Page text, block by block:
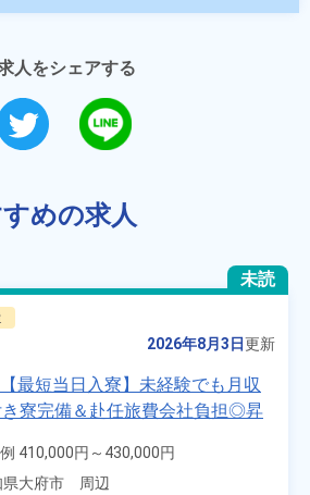
人をシェアする
めの求人
未読
2026年8月3日更新
最短当日入寮】未経験でも月収
寮完備＆赴任旅費会社負担◎昇
組立や塗装など自動車製造の各
府市》
410,000円～430,000円
277,000円～277,000円
大府市　周辺